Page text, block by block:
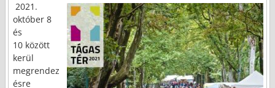
2021.
október 8
és
10 között
kerül
megrendez
ésre